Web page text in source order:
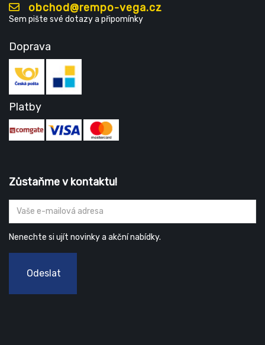
obchod@rempo-vega.cz
Sem pište své dotazy a připomínky
Doprava
Platby
Zůstaňme v kontaktu!
Nenechte si ujít novinky a akční nabídky.
Odeslat